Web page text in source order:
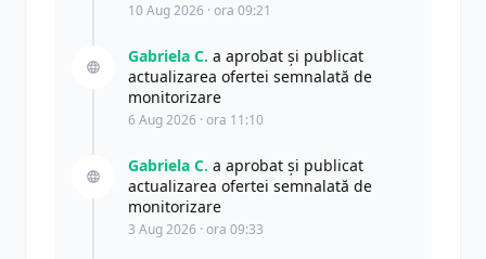
10 Aug 2026 · ora 09:21
Gabriela C. a aprobat și publicat
actualizarea ofertei semnalată de
monitorizare
6 Aug 2026 · ora 11:10
Gabriela C. a aprobat și publicat
actualizarea ofertei semnalată de
monitorizare
3 Aug 2026 · ora 09:33